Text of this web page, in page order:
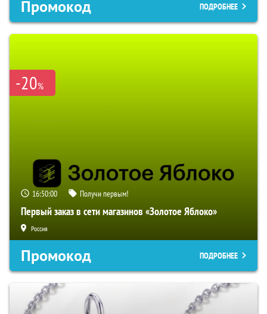
Промокод ПОДРОБНЕЕ
-20%
16:49:59 Получи первым!
Первый заказ в сети магазинов «Золотое Яблоко»
Россия
Промокод ПОДРОБНЕЕ